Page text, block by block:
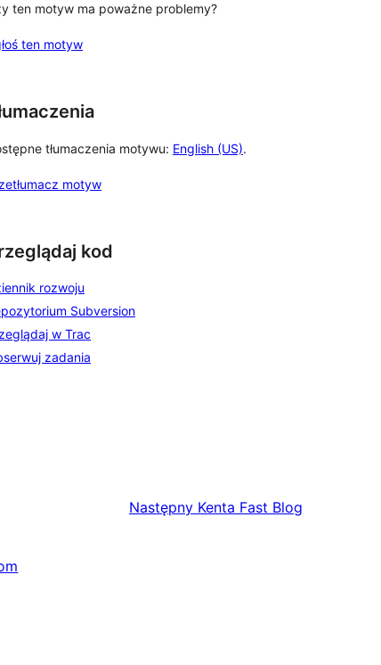
ten motyw ma poważne problemy?
ten motyw
tłumaczenia motywu: English (US).
motyw
kod
rozwoju
Subversion
w Trac
zadania
Następny Kenta Fast Blog